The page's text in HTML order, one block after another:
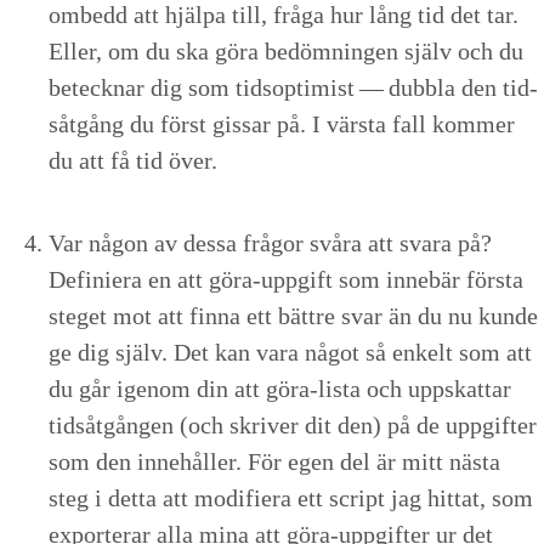
ombedd att hjäl­pa till, frå­ga hur lång tid det tar.
Eller, om du ska göra bedömnin­gen själv och du
beteck­nar dig som tid­sop­ti­mist — dub­bla den tid­
såt­gång du först gis­sar på. I värs­ta fall kom­mer
du att få tid över.
Var någon av dessa frå­gor svåra att svara på?
Definiera en att göra-uppgift som innebär förs­ta
steget mot att finna ett bät­tre svar än du nu kunde
ge dig själv. Det kan vara något så enkelt som att
du går igenom din att göra-lista och upp­skat­tar
tid­såt­gån­gen (och skriv­er dit den) på de uppgifter
som den innehåller. För egen del är mitt näs­ta
steg i det­ta att mod­i­fiera ett script jag hit­tat, som
exporter­ar alla mina att göra-uppgifter ur det